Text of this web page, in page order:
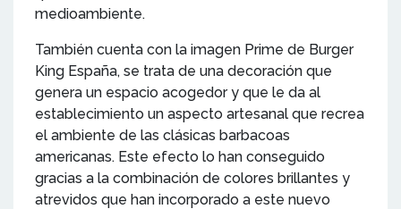
medioambiente.
También cuenta con la imagen Prime de Burger
King España, se trata de una decoración que
genera un espacio acogedor y que le da al
establecimiento un aspecto artesanal que recrea
el ambiente de las clásicas barbacoas
americanas. Este efecto lo han conseguido
gracias a la combinación de colores brillantes y
atrevidos que han incorporado a este nuevo